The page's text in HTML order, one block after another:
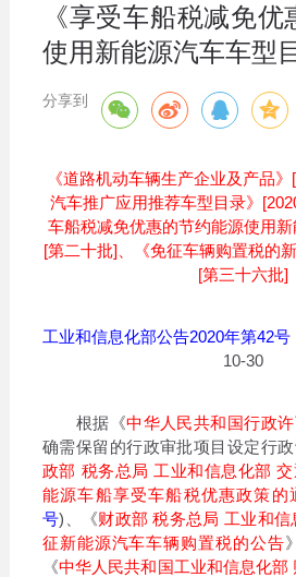
《享受车船税减免
使用新能源汽车车型
分享到
《道路机动车辆生产企业及产品
汽车推广应用推荐车型目录》
车船税减免优惠的节约能源使用新
[第二十批]、《免征车辆购置税的
[第三十六批]
工业和信息化部公告2020年第42号
10-30
根据《中华人民共和国行政
确需保留的行政审批项目设定行
政部 税务总局 工业和信息化部
能源车船享受车船税优惠政策的
号)、《财政部 税务总局 工业和
征新能源汽车车辆购置税的公告
《中华人民共和国工业和信息化部